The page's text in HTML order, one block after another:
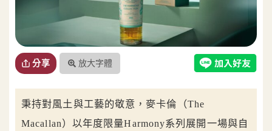
分享 放大字體
秉持對風土與工藝的敬意，麥卡倫（The
Macallan）以年度限量Harmony系列展開一場與自